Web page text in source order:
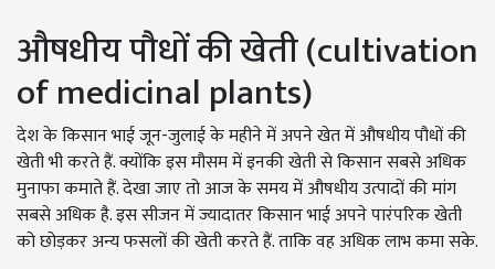
औषधीय पौधों की खेती (cultivation
of medicinal plants)
देश के किसान भाई जून-जुलाई के महीने में अपने खेत में औषधीय पौधों की
खेती भी करते हैं. क्योंकि इस मौसम में इनकी खेती से किसान सबसे अधिक
मुनाफा कमाते हैं. देखा जाए तो आज के समय में औषधीय उत्पादों की मांग
सबसे अधिक है. इस सीजन में ज्यादातर किसान भाई अपने पारंपरिक खेती
को छोड़कर अन्य फसलों की खेती करते हैं. ताकि वह अधिक लाभ कमा सके.